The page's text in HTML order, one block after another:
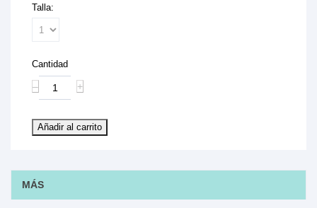
Talla:
Cantidad
‒ +
Añadir al carrito
MÁS